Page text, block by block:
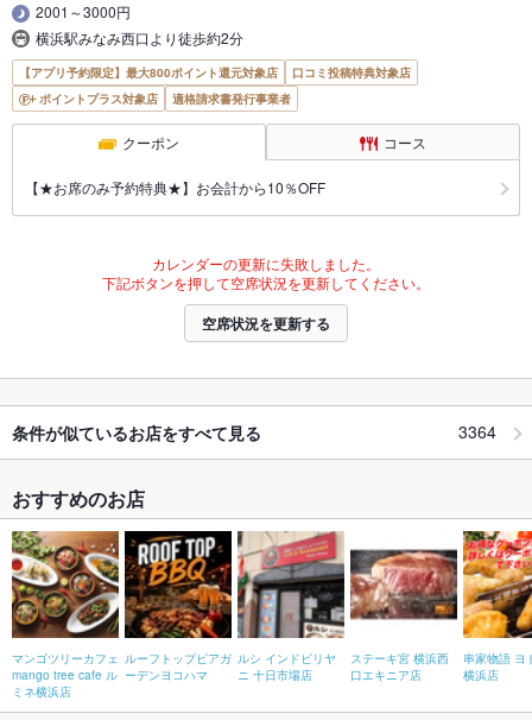
2001～3000円
横浜駅みなみ西口より徒歩約2分
【アプリ予約限定】最大800ポイント還元対象店
口コミ投稿特典対象店
ポイントプラス対象店
適格請求書発行事業者
クーポン コース
【★お席のみ予約特典★】お会計から10％OFF
カレンダーの更新に失敗しました。
下記ボタンを押して空席状況を更新してください。
空席状況を更新する
条件が似ているお店をすべて見る 3364
おすすめのお店
マンゴツリーカフェ
mango tree cafe ル
ミネ横浜店
ルーフトップビアガ
ーデンヨコハマ
ルシ インドビリヤ
ニ 十日市場店
ステーキ宮 横浜西
口エキニア店
串家物語 ヨ
横浜店